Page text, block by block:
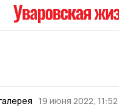
19 июня 2022, 11:52